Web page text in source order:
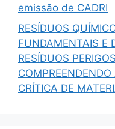
emissão de CADRI
RESÍDUOS
FUNDAMENTAIS E
RESÍDUOS
CRÍTICA DE